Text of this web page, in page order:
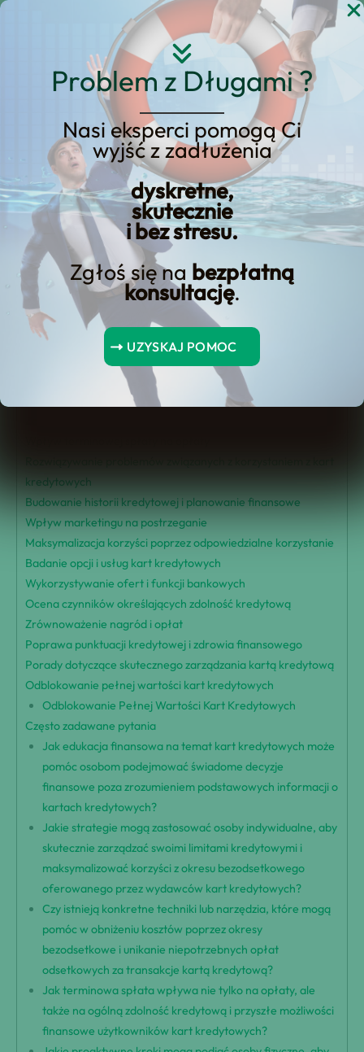
Problem z Długami ?
Nasi eksperci pomogą Ci
wyjść z zadłużenia
dyskretne,
skutecznie
i bez stresu.
Zgłoś się na bezpłatną
konsultację.
UZYSKAJ POMOC
Przejdź
Odblokowanie wartości
kart kredytowych
Spis Treści
Najważniejsze wnioski
Znaczenie edukacji finansowej dotyczącej kart kredytowych
Zrozumienie limitów kredytowych i okresów karencji
kredytowych
Budowanie historii kredytowej i planowanie finansowe
Wpływ marketingu na postrzeganie
Maksymalizacja korzyści poprzez odpowiedzialne korzystanie
Badanie opcji i usług kart kredytowych
Wykorzystywanie ofert i funkcji bankowych
Ocena czynników określających zdolność kredytową
Zrównoważenie nagród i opłat
Poprawa punktuacji kredytowej i zdrowia finansowego
Porady dotyczące skutecznego zarządzania kartą kredytową
Odblokowanie pełnej wartości kart kredytowych
Odblokowanie Pełnej Wartości Kart Kredytowych
Często zadawane pytania
Jak edukacja finansowa na temat kart kredytowych może
pomóc osobom podejmować świadome decyzje
finansowe poza zrozumieniem podstawowych informacji o
kartach kredytowych?
Jakie strategie mogą zastosować osoby indywidualne, aby
skutecznie zarządzać swoimi limitami kredytowymi i
maksymalizować korzyści z okresu bezodsetkowego
oferowanego przez wydawców kart kredytowych?
Czy istnieją konkretne techniki lub narzędzia, które mogą
pomóc w obniżeniu kosztów poprzez okresy
bezodsetkowe i unikanie niepotrzebnych opłat
odsetkowych za transakcje kartą kredytową?
Jak terminowa spłata wpływa nie tylko na opłaty, ale
także na ogólną zdolność kredytową i przyszłe możliwości
finansowe użytkowników kart kredytowych?